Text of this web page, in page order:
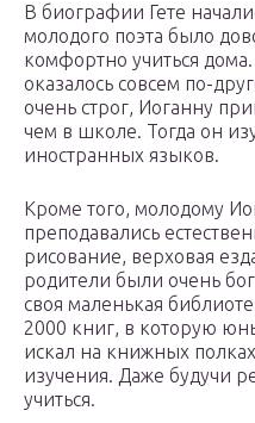
В биографии Гете
молодого поэта было
комфортно учиться
оказалось совсем по-
очень строг, Иоганну
чем в школе. Тогда он
иностранных языков.
Кроме того, молодому
преподавались
рисование, верховая
родители были очень
своя маленькая
2000 книг, в которую
искал на книжных
изучения. Даже будучи
учиться.